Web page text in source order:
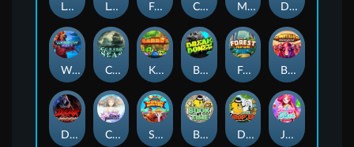
Le Pharaoh Let It Snow Fear the Dark Cash Compass Miami Multiplier Double Rainbow
Warrior Ways Cursed Seas King Carrot Break Bones Forest Fortune Buffalo Stack'n'Sync
Dark Summoning Cloud Princess Shaolin Master Book of Time Drop'em Jelly Slice